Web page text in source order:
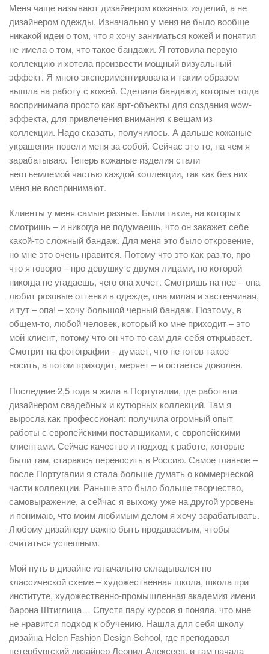
Меня чаще называют дизайнером кожаных изделий, а не
дизайнером одежды. Изначально у меня не было вообще
никакой идеи о том, что я хочу заниматься кожей и понятия
не имела о том, что такое бандажи. Я готовила первую
коллекцию и хотела произвести мощный визуальный
эффект. Я много экспериментировала и таким образом
вышла на работу с кожей. Сделала бандажи, которые тогда
воспринимала просто как арт-объекты для создания wow-
эффекта, для привлечения внимания к вещам из
коллекции. Надо сказать, получилось. А дальше кожаные
украшения повели меня за собой. Сейчас это то, на чем я
зарабатываю. Теперь кожаные изделия стали
неотъемлемой частью каждой коллекции, так как без них
меня не воспринимают.
Клиенты у меня самые разные. Были такие, на которых
смотришь – и никогда не подумаешь, что он закажет себе
какой-то сложный бандаж. Для меня это было откровение,
но мне это очень нравится. Потому что это как раз то, про
что я говорю – про девушку с двумя лицами, по которой
никогда не угадаешь, чего она хочет. Смотришь на нее – она
любит розовые оттенки в одежде, она милая и застенчивая,
и тут – опа! – хочу большой черный бандаж. Поэтому, в
общем-то, любой человек, который ко мне приходит – это
мой клиент, потому что он что-то сам для себя открывает.
Смотрит на фотографии – думает, что не готов такое
носить, а потом приходит, меряет – и остается доволен.
Последние 2,5 года я жила в Португалии, где работала
дизайнером свадебных и кутюрных коллекций. Там я
выросла как профессионал: получила огромный опыт
работы с европейскими поставщиками, с европейскими
клиентами. Сейчас качество и подход к работе, которые
были там, стараюсь переносить в Россию. Самое главное –
после Португалии я стала больше думать о коммерческой
части коллекции. Раньше это было больше творчество,
самовыражение, а сейчас я выхожу уже на другой уровень
и понимаю, что моим любимым делом я хочу зарабатывать.
Любому дизайнеру важно быть продаваемым, чтобы
считаться успешным.
Мой путь в дизайне изначально складывался по
классической схеме – художественная школа, школа при
институте, художественно-промышленная академия имени
барона Штиглица… Спустя пару курсов я поняла, что мне
не нравится подход к обучению. Нашла для себя школу
дизайна Helen Fashion Design School, где преподавал
петербургский дизайнер Леонид Алексеев, и там начала